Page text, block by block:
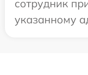
сотрудник
указанному